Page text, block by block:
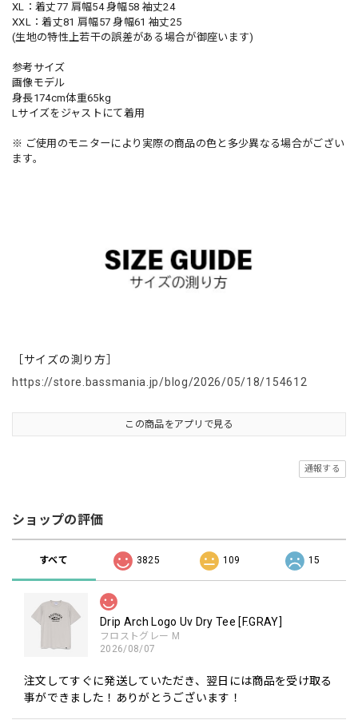
XL：着丈77 肩幅54 身幅58 袖丈24
XXL：着丈81 肩幅57 身幅61 袖丈25
(生地の特性上若干の誤差がある場合が御座います)
参考サイズ
画像モデル
身長174cm体重65kg
Lサイズをジャストにて着用
※ ご使用のモニターにより実際の商品の色と多少異なる場合がござい
ます。
［サイズの測り方］
https://store.bassmania.jp/blog/2026/05/18/154612
この商品をアプリで見る
通報する
ショップの評価
すべて 3825 109 15
Drip Arch Logo Uv Dry Tee [F.GRAY]
フロストグレー M
2026/08/07
注文してすぐに発送していただき、翌日には商品を受け取る
事ができました！ありがとうございます！